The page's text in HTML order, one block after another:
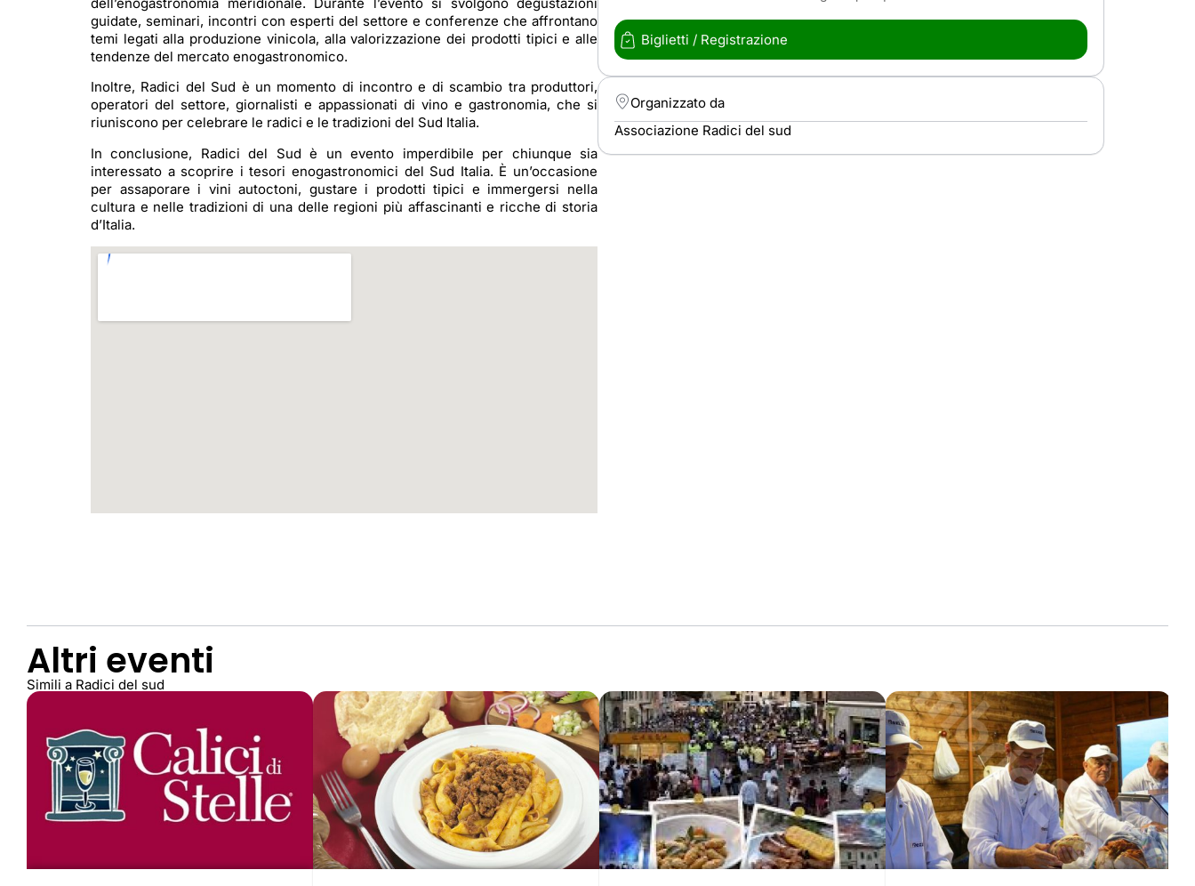
guidate, seminari, incontri con esperti del settore e conferenze che affrontano
temi legati alla produzione vinicola, alla valorizzazione dei prodotti tipici e alle
tendenze del mercato enogastronomico.
Inoltre, Radici del Sud è un momento di incontro e di scambio tra produttori,
operatori del settore, giornalisti e appassionati di vino e gastronomia, che si
riuniscono per celebrare le radici e le tradizioni del Sud Italia.
In conclusione, Radici del Sud è un evento imperdibile per chiunque sia
interessato a scoprire i tesori enogastronomici del Sud Italia. È un’occasione
per assaporare i vini autoctoni, gustare i prodotti tipici e immergersi nella
cultura e nelle tradizioni di una delle regioni più affascinanti e ricche di storia
d’Italia.
Biglietti / Registrazione
Organizzato da
Associazione Radici del sud
Altri eventi
Simili a Radici del sud